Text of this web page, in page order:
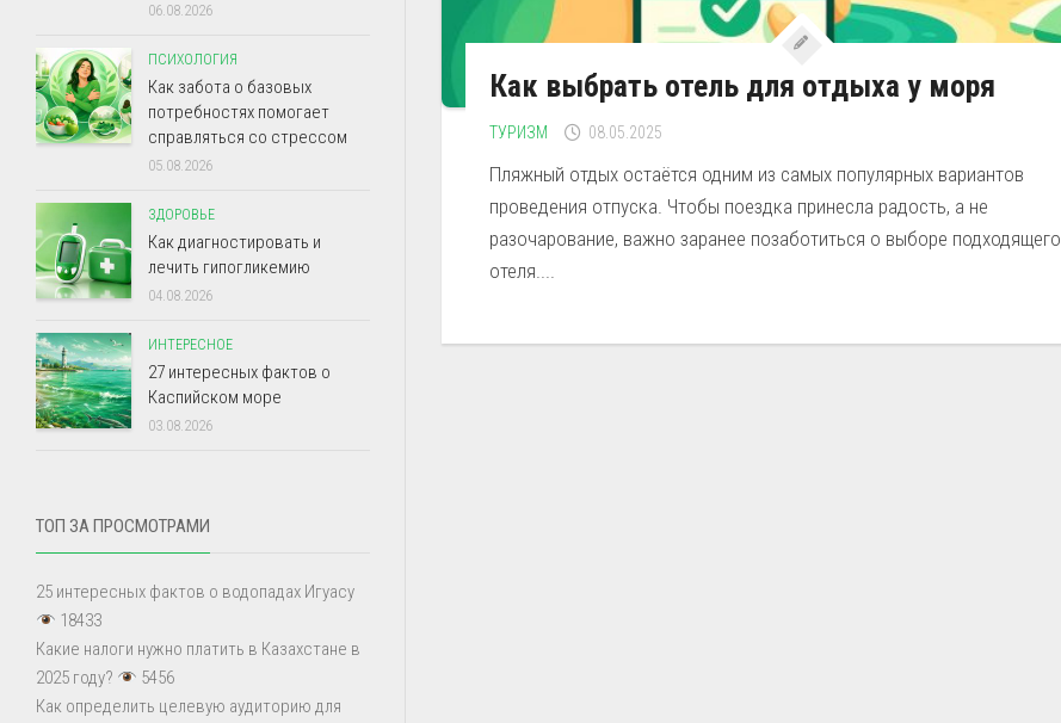
Как выбрать отель для отдыха у моря
ТУРИЗМ 08.05.2025
Пляжный отдых остаётся одним из самых популярных вариантов
проведения отпуска. Чтобы поездка принесла радость, а не
разочарование, важно заранее позаботиться о выборе подходящего
отеля....
06.08.2026
ПСИХОЛОГИЯ
Как забота о базовых
потребностях помогает
справляться со стрессом
05.08.2026
ЗДОРОВЬЕ
Как диагностировать и
лечить гипогликемию
04.08.2026
ИНТЕРЕСНОЕ
27 интересных фактов о
Каспийском море
03.08.2026
ТОП ЗА ПРОСМОТРАМИ
25 интересных фактов о водопадах Игуасу
18433
Какие налоги нужно платить в Казахстане в
2025 году?
5456
Как определить целевую аудиторию для